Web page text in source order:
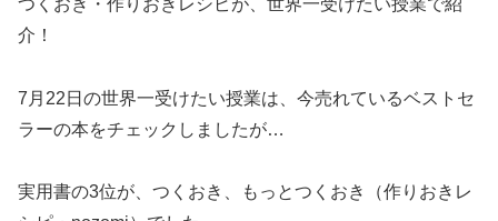
介！
7月22日の世界一受けたい授業は、今売れているベストセ
ラーの本をチェックしましたが…
実用書の3位が、つくおき、もっとつくおき（作りおきレ